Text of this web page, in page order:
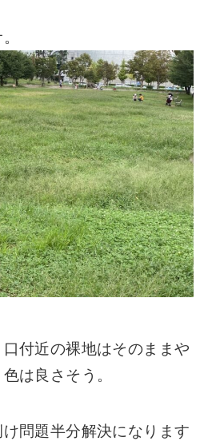
付近の裸地はそのままや
は良さそう。
問題半分解決になります